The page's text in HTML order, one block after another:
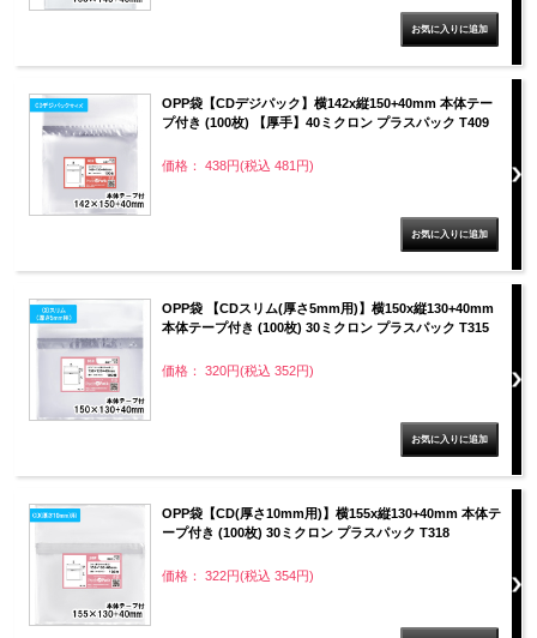
OPP袋【CDデジパック】横142x縦150+40mm 本体テー
プ付き (100枚) 【厚手】40ミクロン プラスパック T409
価格： 438円(税込 481円)
OPP袋 【CDスリム(厚さ5mm用)】横150x縦130+40mm
本体テープ付き (100枚) 30ミクロン プラスパック T315
価格： 320円(税込 352円)
OPP袋【CD(厚さ10mm用)】横155x縦130+40mm 本体テ
ープ付き (100枚) 30ミクロン プラスパック T318
価格： 322円(税込 354円)